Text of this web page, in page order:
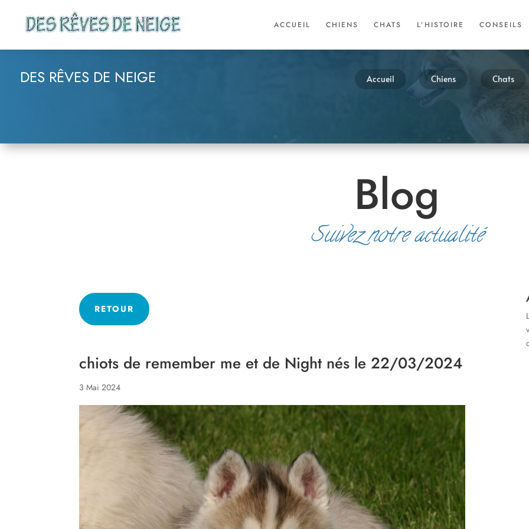
ACCUEIL CHIENS CHATS L’HISTOIRE CONSEILS
DES RÊVES DE NEIGE Accueil Chiens Chats
Blog
Suivez notre actualité
RETOUR
chiots de remember me et de Night nés le 22/03/2024
3 Mai 2024